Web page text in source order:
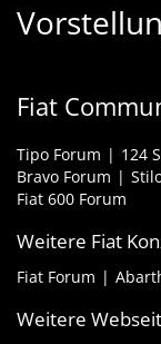
Fiat
Tipo Forum 124
Bravo Forum
Fiat 600 Forum
Weitere Fiat
Fiat Forum
Weitere